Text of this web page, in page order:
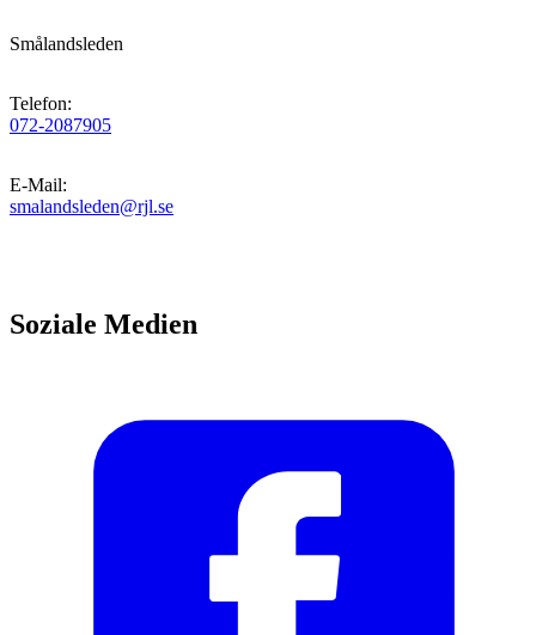
Smålandsleden
Telefon:
072-2087905
E-Mail:
smalandsleden@rjl.se
Soziale Medien